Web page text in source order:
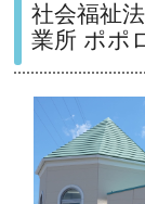
社会福祉
業所 ポポ